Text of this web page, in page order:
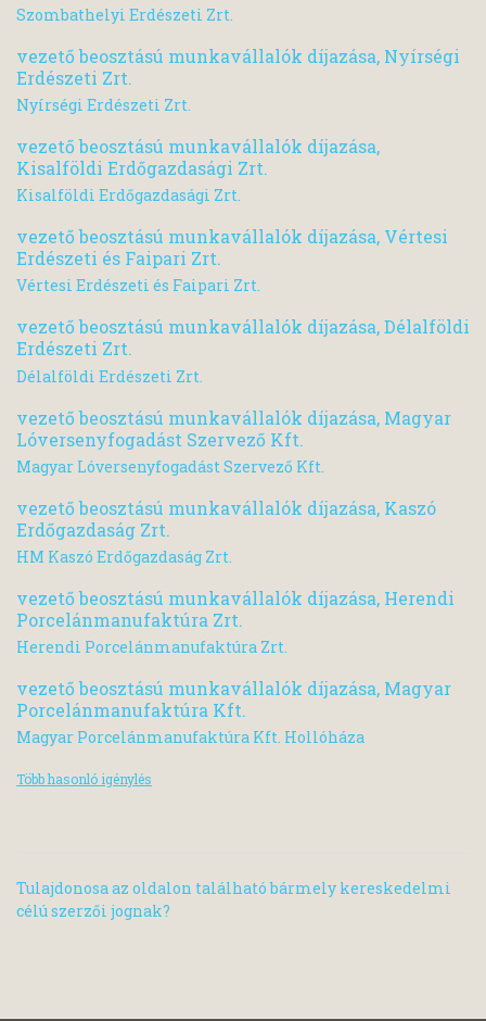
Szombathelyi Erdészeti Zrt.
vezető beosztású munkavállalók díjazása, Nyírségi
Erdészeti Zrt.
Nyírségi Erdészeti Zrt.
vezető beosztású munkavállalók díjazása,
Kisalföldi Erdőgazdasági Zrt.
Kisalföldi Erdőgazdasági Zrt.
vezető beosztású munkavállalók díjazása, Vértesi
Erdészeti és Faipari Zrt.
Vértesi Erdészeti és Faipari Zrt.
vezető beosztású munkavállalók díjazása, Délalföldi
Erdészeti Zrt.
Délalföldi Erdészeti Zrt.
vezető beosztású munkavállalók díjazása, Magyar
Lóversenyfogadást Szervező Kft.
Magyar Lóversenyfogadást Szervező Kft.
vezető beosztású munkavállalók díjazása, Kaszó
Erdőgazdaság Zrt.
HM Kaszó Erdőgazdaság Zrt.
vezető beosztású munkavállalók díjazása, Herendi
Porcelánmanufaktúra Zrt.
Herendi Porcelánmanufaktúra Zrt.
vezető beosztású munkavállalók díjazása, Magyar
Porcelánmanufaktúra Kft.
Magyar Porcelánmanufaktúra Kft. Hollóháza
Több hasonló igénylés
Tulajdonosa az oldalon található bármely kereskedelmi
célú szerzői jognak?